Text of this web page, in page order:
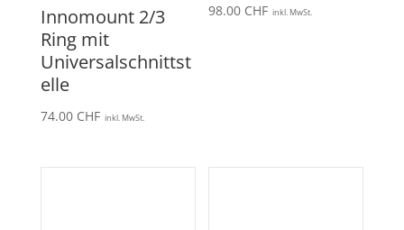
Innomount 2/3
Ring mit
Universalschnittst
elle
74.00 CHF inkl. MwSt.
98.00 CHF inkl. MwSt.